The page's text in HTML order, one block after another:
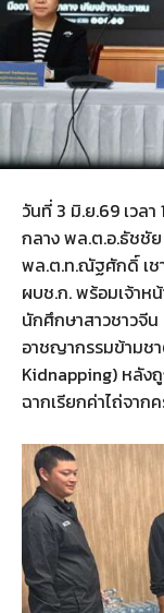
วันที่ 3 มิ.ย.69 เวล
กลาง พล.ต.อ.ธัชชั
พล.ต.ท.ณัฐศักดิ์ เช
ผบช.ก. พร้อมเจ้าห
นักศึกษาสาวชาวจี
อาชญากรรมข้ามช
Kidnapping) หลัง
ฉากเรียกค่าไถ่จาก